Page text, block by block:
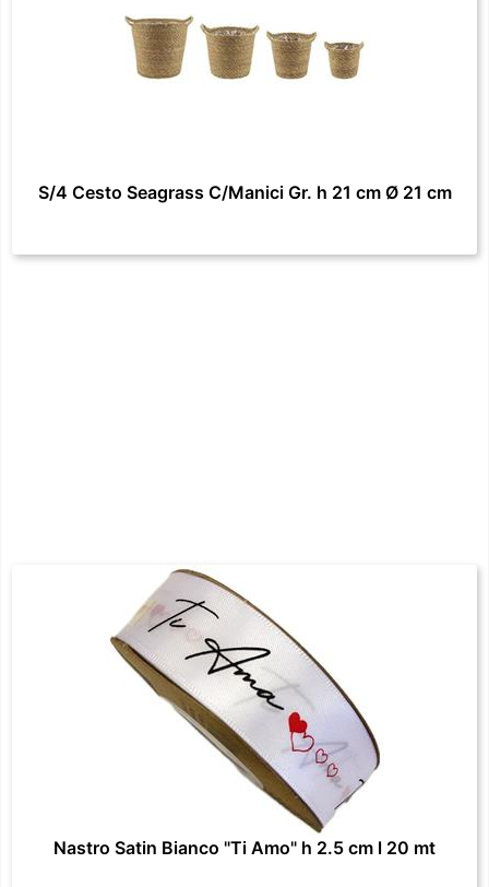
S/4 Cesto Seagrass C/Manici Gr. h 21 cm Ø 21 cm
Nastro Satin Bianco "Ti Amo" h 2.5 cm l 20 mt